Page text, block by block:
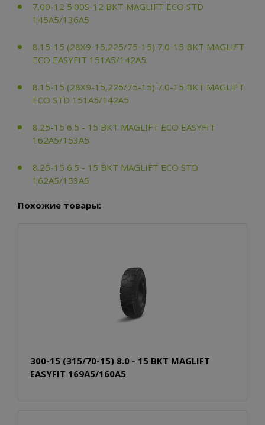
7.00-12 5.00S-12 BKT MAGLIFT ECO STD
145A5/136A5
8.15-15 (28X9-15,225/75-15) 7.0-15 BKT MAGLIFT
ECO EASYFIT 151A5/142A5
8.15-15 (28X9-15,225/75-15) 7.0-15 BKT MAGLIFT
ECO STD 151A5/142A5
8.25-15 6.5 - 15 BKT MAGLIFT ECO EASYFIT
162A5/153A5
8.25-15 6.5 - 15 BKT MAGLIFT ECO STD
162A5/153A5
Похожие товары:
300-15 (315/70-15) 8.0 - 15 BKT MAGLIFT
EASYFIT 169A5/160A5